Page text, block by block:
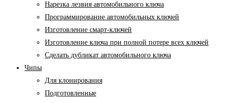
Нарезка лезвия автомобильного ключа
Программирование автомобильных ключей
Изготовление смарт-ключей
Изготовление ключа при полной потере всех ключей
Cделать дубликат автомобильного ключа
Чипы
Для клонирования
Подготовленные